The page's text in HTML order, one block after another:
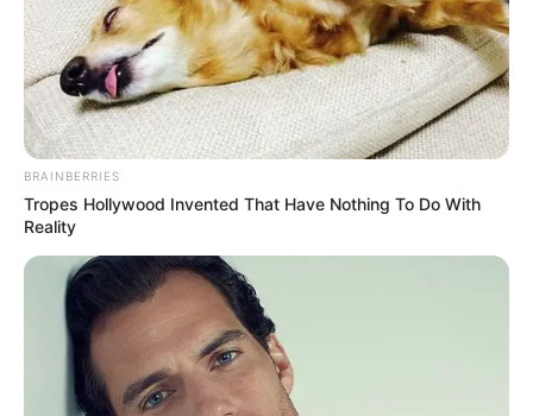
Aluno On
BRAINBERRIES
Tropes Hollywood Invented That Have Nothing To Do With
Reality